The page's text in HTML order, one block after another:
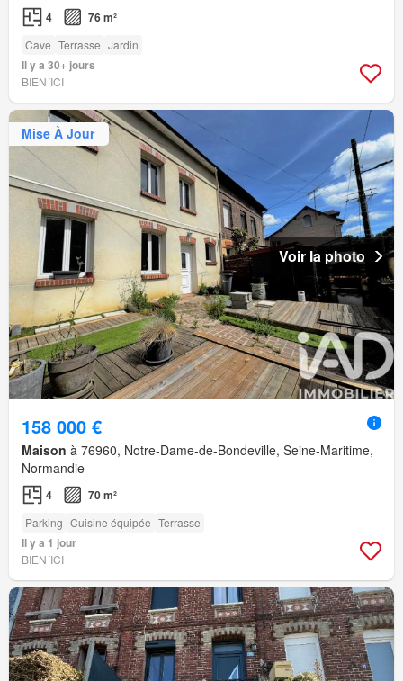
4 76 m²
Cave Terrasse Jardin
Il y a 30+ jours
BIEN´ICI
Mise À Jour
Voir la photo
158 000 €
Maison à 76960, Notre-Dame-de-Bondeville, Seine-Maritime,
Normandie
4 70 m²
Parking Cuisine équipée Terrasse
Il y a 1 jour
BIEN´ICI